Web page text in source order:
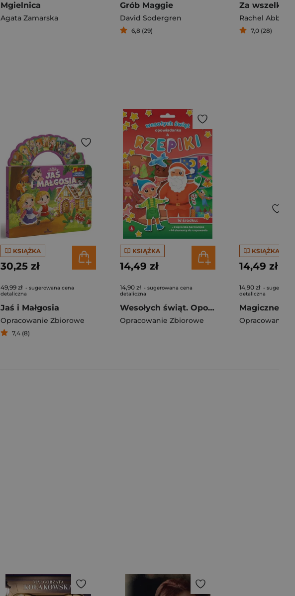
Mgielnica
Agata Zamarska
Grób Maggie
David Sodergren
6,8 (29)
Za wszelką
Rachel Abbott
7,0 (28)
KSIĄŻKA
30,25 zł
49,99 zł - sugerowana cena
detaliczna
Jaś i Małgosia
Opracowanie Zbiorowe
7,4 (8)
KSIĄŻKA
14,49 zł
14,90 zł - sugerowana cena
detaliczna
Wesołych świąt. Opowiadanka & rzepiki
Opracowanie Zbiorowe
KSIĄŻKA
14,49 zł
14,90 zł -
detaliczna
Opracowanie